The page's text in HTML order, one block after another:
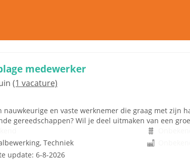
medewerker
(1 vacature)
nauwkeurige en vaste werknemer die graag met zijn
gereedschappen? Wil je deel uitmaken van een
Techniek
update: 6-8-2026